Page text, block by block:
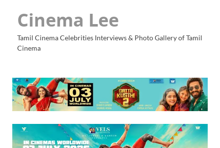
Cinema Lee
Tamil Cinema Celebrities Interviews & Photo Gallery of Tamil
Cinema